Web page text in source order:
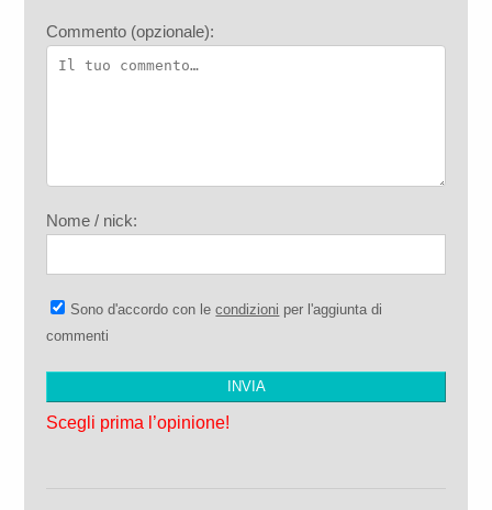
Commento (opzionale):
Nome / nick:
Sono d'accordo con lecondizioni per l'aggiunta di
commenti
Scegli prima l’opinione!